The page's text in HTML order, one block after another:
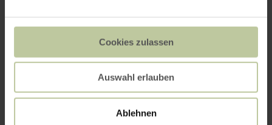
Cookies zulassen
Auswahl erlauben
Ablehnen
Dates
Contact du prestataire